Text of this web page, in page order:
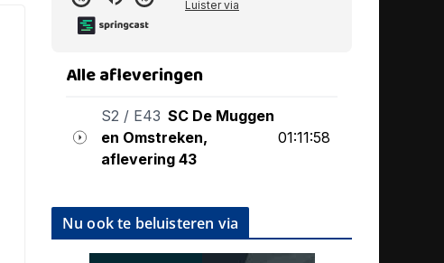
Nu ook te beluisteren via